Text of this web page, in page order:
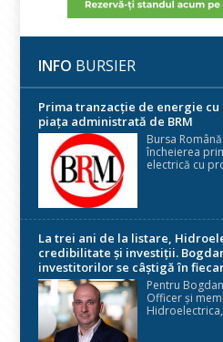
INFO BURSIER
Prima tranzacție de energie
piața administrată de BRM
Bursa
încheierea
electrică cu
La trei ani de la listare,
credibilitate și investiții.
investitorilor se câștigă în
Pentru
Officer și